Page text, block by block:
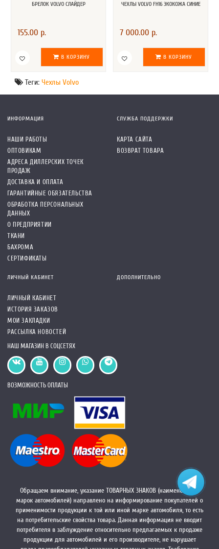
БРЕЛОК VOLVO СЛАЙДЕР
155.00 р.
В КОРЗИНУ
ЧЕХЛЫ VOLVO FH16 ЭКОКОЖА СИНИЕ
7 000.00 р.
В КОРЗИНУ
Теги: Чехлы Volvo
ИНФОРМАЦИЯ
НАШИ РАБОТЫ
ОПТОВИКАМ
АДРЕСА ДИЛЛЕРСКИХ ТОЧЕК
ПРОДАЖ
ДОСТАВКА И ОПЛАТА
ГАРАНТИЙНЫЕ ОБЯЗАТЕЛЬСТВА
ОБРАБОТКА ПЕРСОНАЛЬНЫХ
ДАННЫХ
О ПРЕДПРИЯТИИ
ТКАНИ
БАХРОМА
СЕРТИФИКАТЫ
СЛУЖБА ПОДДЕРЖКИ
КАРТА САЙТА
ВОЗВРАТ ТОВАРА
ЛИЧНЫЙ КАБИНЕТ
ЛИЧНЫЙ КАБИНЕТ
ИСТОРИЯ ЗАКАЗОВ
МОИ ЗАКЛАДКИ
РАССЫЛКА НОВОСТЕЙ
ДОПОЛНИТЕЛЬНО
НАШ МАГАЗИН В СОЦСЕТЯХ
ВОЗМОЖНОСТЬ ОПЛАТЫ
Обращаем внимание, указание ТОВАРНЫХ ЗНАКОВ (наименований
марок автомобилей) направлено на информирование покупателей о
применимости продукции к той или иной марке автомобиля, то есть
на потребительские свойства товара. Данная информация не вводит
потребителя в заблуждение относительно предлагаемых к продаже
продукции для автомобилей и его производителе, не нарушает